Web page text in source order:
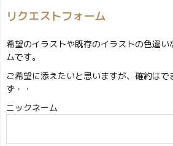
リクエストフォーム
希望のイラストや既存のイラストの色違
ムです。
ご希望に添えたいと思いますが、確約は
ず・・
ニックネーム